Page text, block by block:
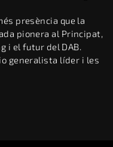
presència que la
pionera al Principat,
i el futur del DAB.
generalista líder i les